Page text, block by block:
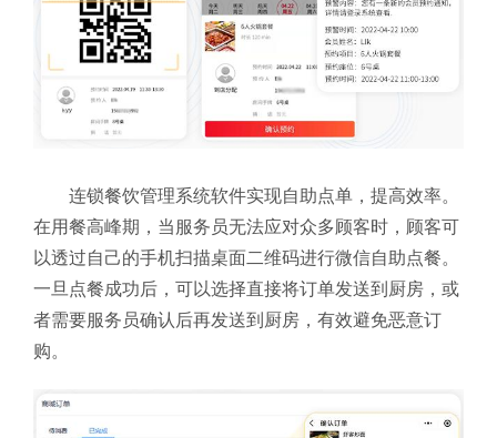
连锁餐饮管理系统软件实现自助点单，提高效率。
在用餐高峰期，当服务员无法应对众多顾客时，顾客可
以透过自己的手机扫描桌面二维码进行微信自助点餐。
一旦点餐成功后，可以选择直接将订单发送到厨房，或
者需要服务员确认后再发送到厨房，有效避免恶意订
购。